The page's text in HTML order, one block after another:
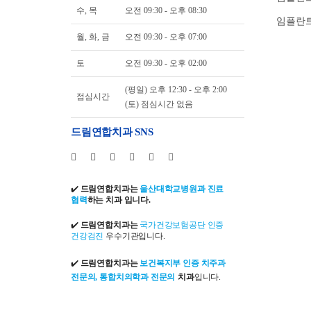
수, 목 오전 09:30 - 오후 08:30
월, 화, 금 오전 09:30 - 오후 07:00
토 오전 09:30 - 오후 02:00
점심시간
(평일) 오후 12:30 - 오후 2:00
(토) 점심시간 없음
드림연합치과 SNS
✔️ 드림연합치과는 울산대학교병원과 진료
협력하는 치과 입니다.
✔️ 드림연합치과는 국가건강보험공단 인증
건강검진 우수기관입니다.
✔️ 드림연합치과는보건복지부 인증 치주과
전문의, 통합치의학과 전문의 치과입니다.
임플란